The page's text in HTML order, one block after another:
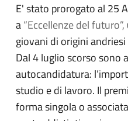
E' stato prorogato al 25
a“Eccellenze del futuro”,
giovani di origini
Dal 4 luglio scorso sono
autocandidatura:
studio e di lavoro. Il
forma singola o